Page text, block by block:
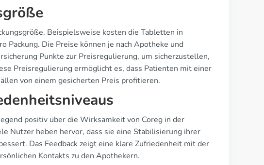
Beispielsweise kosten die Tabletten in
Packung. Die Preise können je nach Apotheke und
Punkte zur Preisregulierung, um sicherzustellen,
Preisregulierung ermöglicht es, dass Patienten mit einer
von einem gesicherten Preis profitieren.
positiv über die Wirksamkeit von Coreg in der
Nutzer heben hervor, dass sie eine Stabilisierung ihrer
Das Feedback zeigt eine klare Zufriedenheit mit der
Kontakts zu den Apothekern.